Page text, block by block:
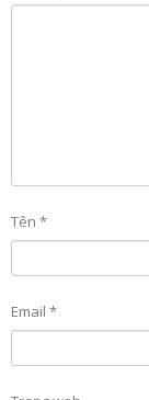
Tên *
Email *